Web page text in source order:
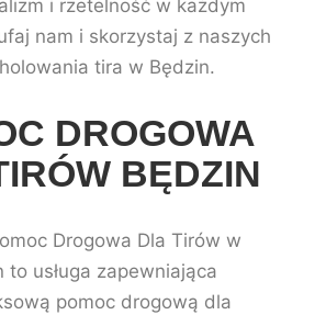
i rzetelność w każdym
nam i skorzystaj z naszych
holowania tira w Będzin.
DROGOWA
BĘDZIN
Drogowa Dla Tirów w
to usługa zapewniająca
pomoc drogową dla